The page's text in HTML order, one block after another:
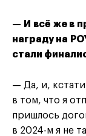
— И всё же в
награду на
стали
— Да, и,
в том, что я
пришлось
в 2024-м я не